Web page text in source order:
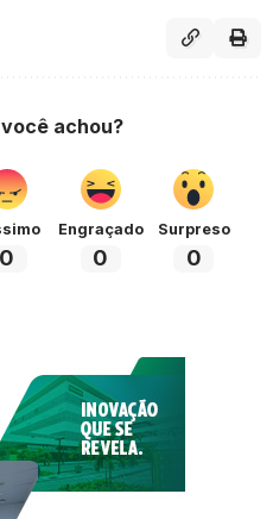
você achou?
0
Engraçado
0
Surpreso
0